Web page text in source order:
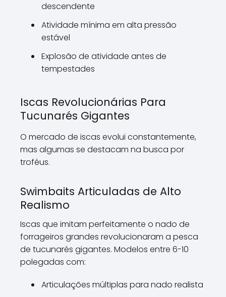
descendente
Atividade mínima em alta pressão
estável
Explosão de atividade antes de
tempestades
Iscas Revolucionárias Para
Tucunarés Gigantes
O mercado de iscas evolui constantemente,
mas algumas se destacam na busca por
troféus.
Swimbaits Articuladas de Alto
Realismo
Iscas que imitam perfeitamente o nado de
forrageiros grandes revolucionaram a pesca
de tucunarés gigantes. Modelos entre 6-10
polegadas com:
Articulações múltiplas para nado realista